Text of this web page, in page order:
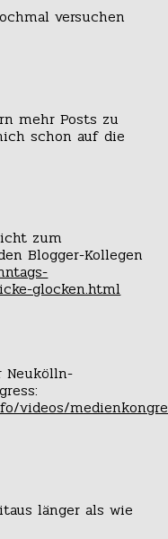
versuchen
mehr Posts zu
schon auf die
zum
Blogger-Kollegen
glocken.html
Neukölln-
videos/
länger als wie